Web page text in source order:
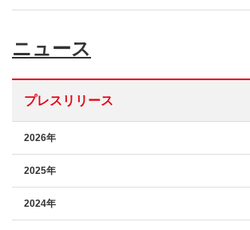
ニュース
プレスリリース
2026年
2025年
2024年